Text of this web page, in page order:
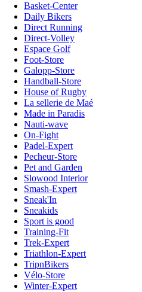
Basket-Center
Daily Bikers
Direct Running
Direct-Volley
Espace Golf
Foot-Store
Galopp-Store
Handball-Store
House of Rugby
La sellerie de Maé
Made in Paradis
Nauti-wave
On-Fight
Padel-Expert
Pecheur-Store
Pet and Garden
Slowood Interior
Smash-Expert
Sneak'In
Sneakids
Sport is good
Training-Fit
Trek-Expert
Triathlon-Expert
TripnBikers
Vélo-Store
Winter-Expert